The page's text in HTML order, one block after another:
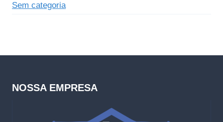
Sem categoria
NOSSA EMPRESA